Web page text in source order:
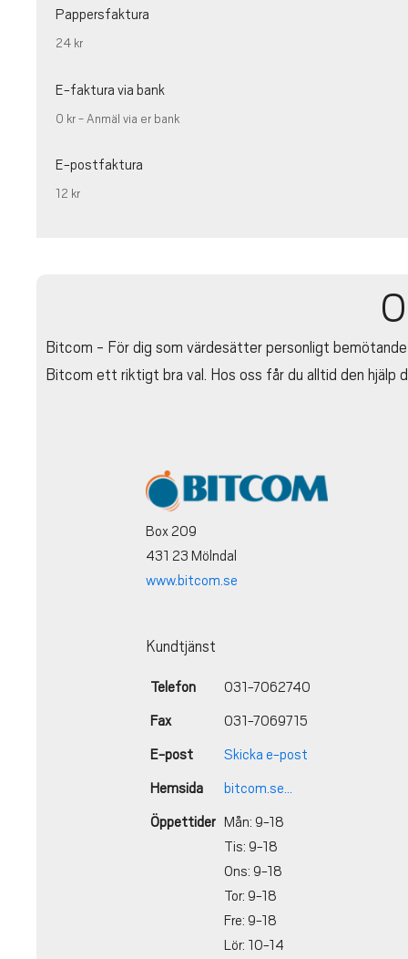
Pappersfaktura
24 kr
E-faktura via bank
0 kr - Anmäl via er bank
E-postfaktura
12 kr
Bitcom - För dig som värdesätter personligt
Bitcom ett riktigt bra val. Hos oss får du alltid den hjälp
Box 209
431 23 Mölndal
www.bitcom.se
Kundtjänst
Telefon 031-7062740
Fax 031-7069715
E-post Skicka e-post
Hemsida bitcom.se...
Öppettider Mån: 9-18
Tis: 9-18
Ons: 9-18
Tor: 9-18
Fre: 9-18
Lör: 10-14